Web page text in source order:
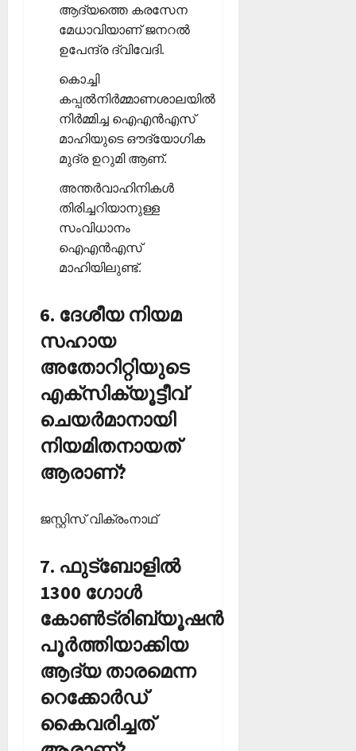
ആദ്യത്തെ കരസേന
മേധാവിയാണ് ജനറല്‍
ഉപേന്ദ്ര ദ്വിവേദി.
കൊച്ചി
കപ്പല്‍നിര്‍മ്മാണശാലയില്‍
നിര്‍മ്മിച്ച ഐഎന്‍എസ്
മാഹിയുടെ ഔദ്യോഗിക
മുദ്ര ഉറുമി ആണ്.
അന്തര്‍വാഹിനികള്‍
തിരിച്ചറിയാനുള്ള
സംവിധാനം
ഐഎന്‍എസ്
മാഹിയിലുണ്ട്.
6. ദേശീയ നിയമ
സഹായ
അതോറിറ്റിയുടെ
എക്‌സിക്യൂട്ടീവ്
ചെയര്‍മാനായി
നിയമിതനായത്
ആരാണ്?
ജസ്റ്റിസ് വിക്രംനാഥ്‌
7. ഫുട്‌ബോളില്‍
1300 ഗോള്‍
കോണ്‍ട്രിബ്യൂഷന്‍
പൂര്‍ത്തിയാക്കിയ
ആദ്യ താരമെന്ന
റെക്കോര്‍ഡ്
കൈവരിച്ചത്